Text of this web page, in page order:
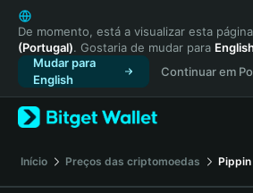
English
日本語
Tiếng Việt
Русский
Español (Latinoamérica)
Türkçe
Français
Deutsch
De momento, está a visualizar esta
(Portugal). Gostaria de mudar para
Mudar para
English
Continuar em
Início Preços das criptomoedas Pippin